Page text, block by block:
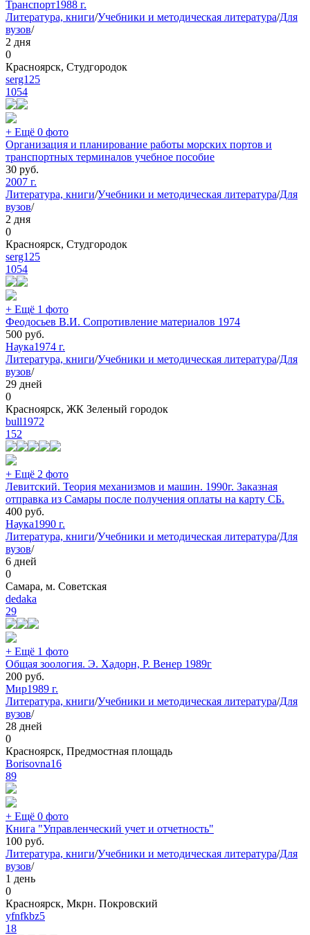
Транспорт1988 г.
Литература, книги/Учебники и методическая литература/Для
вузов/
2 дня
0
Красноярск, Студгородок
serg125
1054
+ Ещё 0 фото
Организация и планирование работы морских портов и
транспортных терминалов учебное пособие
30 руб.
2007 г.
Литература, книги/Учебники и методическая литература/Для
вузов/
2 дня
0
Красноярск, Студгородок
serg125
1054
+ Ещё 1 фото
Феодосьев В.И. Сопротивление материалов 1974
500 руб.
Наука1974 г.
Литература, книги/Учебники и методическая литература/Для
вузов/
29 дней
0
Красноярск, ЖК Зеленый городок
bull1972
152
+ Ещё 2 фото
Левитский. Теория механизмов и машин. 1990г. Заказная
отправка из Самары после получения оплаты на карту СБ.
400 руб.
Наука1990 г.
Литература, книги/Учебники и методическая литература/Для
вузов/
6 дней
0
Самара, м. Советская
dedaka
29
+ Ещё 1 фото
Общая зоология. Э. Хадорн, Р. Венер 1989г
200 руб.
Мир1989 г.
Литература, книги/Учебники и методическая литература/Для
вузов/
28 дней
0
Красноярск, Предмостная площадь
Borisovna16
89
+ Ещё 0 фото
Книга "Управленческий учет и отчетность"
100 руб.
Литература, книги/Учебники и методическая литература/Для
вузов/
1 день
0
Красноярск, Мкрн. Покровский
yfnfkbz5
18